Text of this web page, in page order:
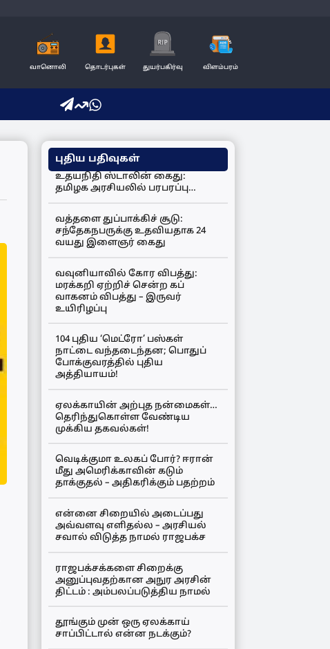
வானொலி தொடர்புகள் துயர்பகிர்வு விளம்பரம்
புதிய பதிவுகள்
உதயநிதி ஸ்டாலின் கைது:
தமிழக அரசியலில் பரபரப்பு…
வத்தளை துப்பாக்கிச் சூடு:
சந்தேகநபருக்கு உதவியதாக 24
வயது இளைஞர் கைது
வவுனியாவில் கோர விபத்து:
மரக்கறி ஏற்றிச் சென்ற கப்
வாகனம் விபத்து – இருவர்
உயிரிழப்பு
104 புதிய ‘மெட்ரோ’ பஸ்கள்
நாட்டை வந்தடைந்தன; பொதுப்
போக்குவரத்தில் புதிய
அத்தியாயம்!
ஏலக்காயின் அற்புத நன்மைகள்…
தெரிந்துகொள்ள வேண்டிய
முக்கிய தகவல்கள்!
வெடிக்குமா உலகப் போர்? ஈரான்
மீது அமெரிக்காவின் கடும்
தாக்குதல் – அதிகரிக்கும் பதற்றம்
என்னை சிறையில் அடைப்பது
அவ்வளவு எளிதல்ல – அரசியல்
சவால் விடுத்த நாமல் ராஜபக்ச
ராஜபக்சக்களை சிறைக்கு
அனுப்புவதற்கான அநுர அரசின்
திட்டம் : அம்பலப்படுத்திய நாமல்
தூங்கும் முன் ஒரு ஏலக்காய்
சாப்பிட்டால் என்ன நடக்கும்?